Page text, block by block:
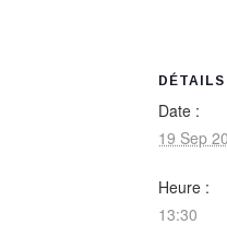
DÉTAILS
Date :
19 Sep
Heure :
13:30